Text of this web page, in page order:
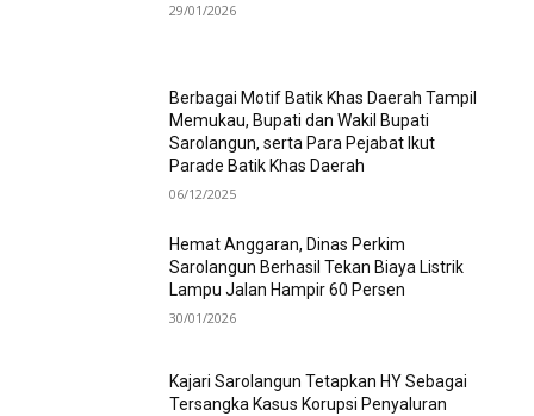
29/01/2026
Berbagai Motif Batik Khas Daerah Tampil
Memukau, Bupati dan Wakil Bupati
Sarolangun, serta Para Pejabat Ikut
Parade Batik Khas Daerah
06/12/2025
Hemat Anggaran, Dinas Perkim
Sarolangun Berhasil Tekan Biaya Listrik
Lampu Jalan Hampir 60 Persen
30/01/2026
Kajari Sarolangun Tetapkan HY Sebagai
Tersangka Kasus Korupsi Penyaluran